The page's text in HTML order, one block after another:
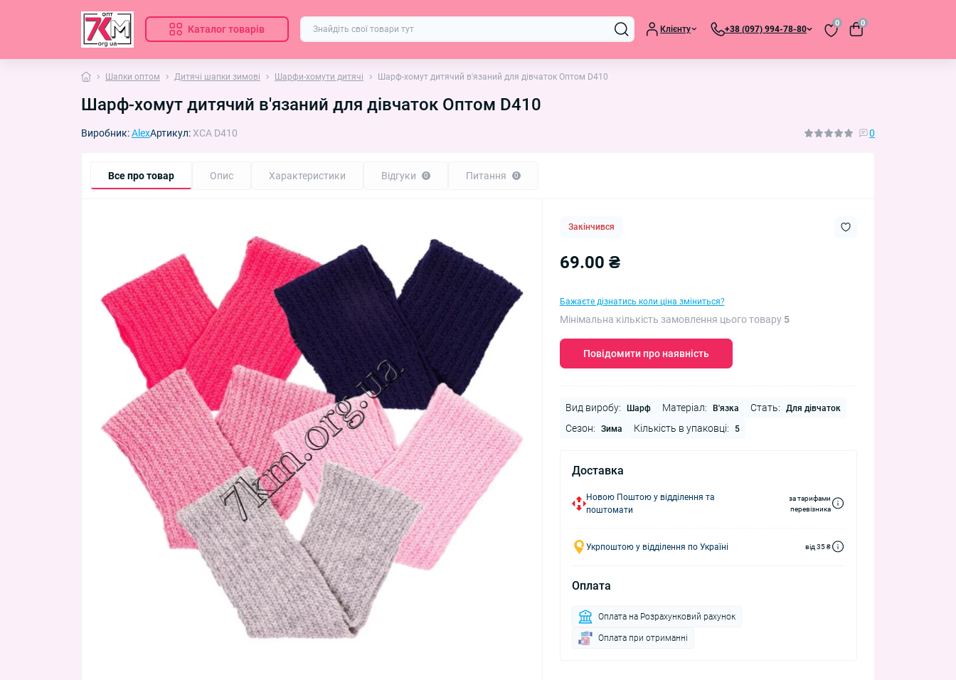
Каталог товарів Клієнту +38 (097) 994-78-80
0 0
Шапки оптом Дитячі шапки зимові Шарфи-хомути дитячі Шарф-хомут дитячий в'язаний для дівчаток Оптом D410
Шарф-хомут дитячий в'язаний для дівчаток Оптом D410
Виробник:AlexАртикул:XCA D410 0
Все про товар Опис Характеристики Відгуки 0 Питання 0
Закінчився
69.00 ₴
Бажаєте дізнатись коли ціна зміниться?
Мінімальна кількість замовлення цього товару 5
Повідомити про наявність
Вид виробу: Шарф Матеріал: В'язка Стать: Для дівчаток
Сезон: Зима Кількість в упаковці: 5
Доставка
Новою Поштою у відділення та
поштомати
за тарифами
перевізника
Укрпоштою у відділення по Україні від 35 ₴
Оплата
Оплата на Розрахунковий рахунок
Оплата при отриманні